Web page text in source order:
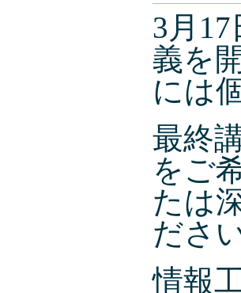
3月
義を
には
最終
をご
たは
ださ
情報